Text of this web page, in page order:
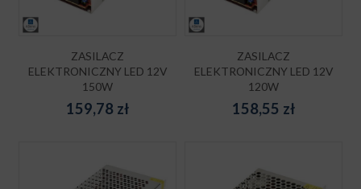
ZASILACZ
ELEKTRONICZNY LED 12V
150W
159,78 zł
ZASILACZ
ELEKTRONICZNY LED 12V
120W
158,55 zł